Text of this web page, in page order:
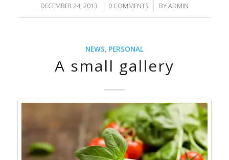
DECEMBER 24, 2013
/ 0 COMMENTS
/ BYADMIN
NEWS, PERSONAL
A small gallery